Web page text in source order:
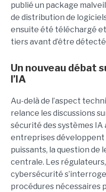
publié un package
de distribution de
ensuite été téléchargé
tiers avant d’être
Un nouveau débat
l’IA
Au-delà de l’aspect
relance les discussions
sécurité des systèmes IA
entreprises développent
puissants, la question de
centrale. Les
cybersécurité
procédures nécessaires